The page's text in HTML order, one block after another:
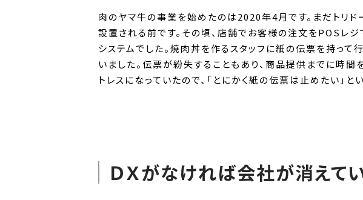
肉のヤマ牛の事業を始めたのは2020年4月です。まだトリド
設置される前です。その頃、店舗でお客様の注文をPOSレ
システムでした。焼肉丼を作るスタッフに紙の伝票を持って
いました。伝票が紛失することもあり、商品提供までに時間
トレスになっていたので、「とにかく紙の伝票は止めたい」と
ＤＸがなければ会社が消えて